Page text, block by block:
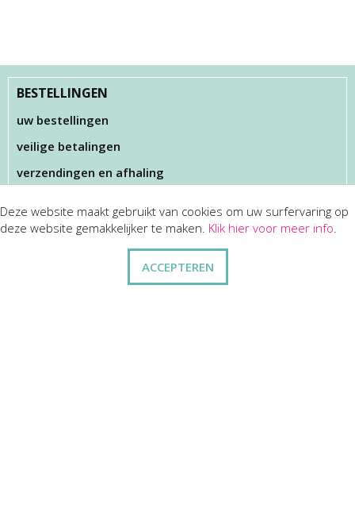
BESTELLINGEN
uw bestellingen
veilige betalingen
verzendingen en afhaling
KLANTENSERVICES
Deze website maakt gebruikt van cookies om uw surfervaring op
deze website gemakkelijker te maken. Klik hier voor meer info.
ACCEPTEREN